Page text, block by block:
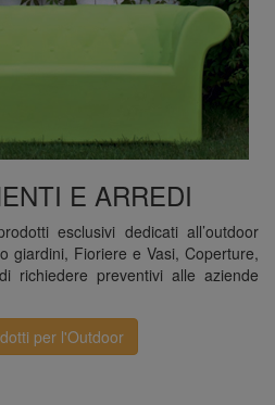
E ARREDI
esclusivi dedicati all’outdoor
giardini, Fioriere e Vasi, Coperture,
richiedere preventivi alle aziende
per l'Outdoor